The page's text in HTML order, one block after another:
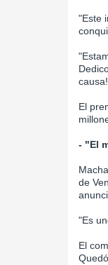
"Este
El
- "El
de
"Es
El